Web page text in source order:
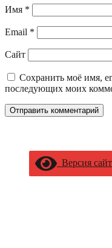
Имя *
Email *
Сайт
Сохранить моё имя,
последующих моих
Версия